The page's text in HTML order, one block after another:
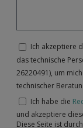
Ich akzeptiere
das technische
26220491), um
technischer
Ich habe die
und akzeptiere
Diese Seite ist durch